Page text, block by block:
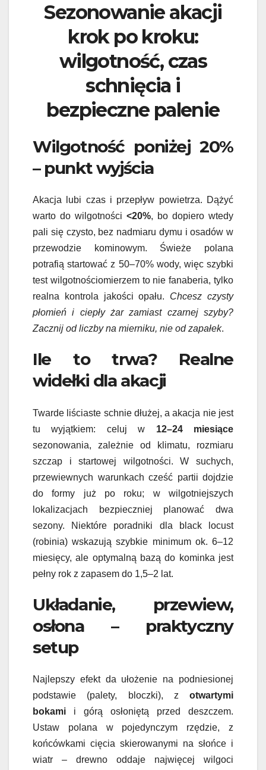
Sezonowanie akacji
krok po kroku:
wilgotność, czas
schnięcia i
bezpieczne palenie
Wilgotność poniżej 20%
– punkt wyjścia
Akacja lubi czas i przepływ powietrza. Dążyć
warto do wilgotności <20%, bo dopiero wtedy
pali się czysto, bez nadmiaru dymu i osadów w
przewodzie kominowym. Świeże polana
potrafią startować z 50–70% wody, więc szybki
test wilgotnościomierzem to nie fanaberia, tylko
realna kontrola jakości opału. Chcesz czysty
płomień i ciepły żar zamiast czarnej szyby?
Zacznij od liczby na mierniku, nie od zapałek.
Ile to trwa? Realne
widełki dla akacji
Twarde liściaste schnie dłużej, a akacja nie jest
tu wyjątkiem: celuj w 12–24 miesiące
sezonowania, zależnie od klimatu, rozmiaru
szczap i startowej wilgotności. W suchych,
przewiewnych warunkach cześć partii dojdzie
do formy już po roku; w wilgotniejszych
lokalizacjach bezpieczniej planować dwa
sezony. Niektóre poradniki dla black locust
(robinia) wskazują szybkie minimum ok. 6–12
miesięcy, ale optymalną bazą do kominka jest
pełny rok z zapasem do 1,5–2 lat.
Układanie, przewiew,
osłona – praktyczny
setup
Najlepszy efekt da ułożenie na podniesionej
podstawie (palety, bloczki), z otwartymi
bokami i górą osłoniętą przed deszczem.
Ustaw polana w pojedynczym rzędzie, z
końcówkami cięcia skierowanymi na słońce i
wiatr – drewno oddaje najwięcej wilgoci